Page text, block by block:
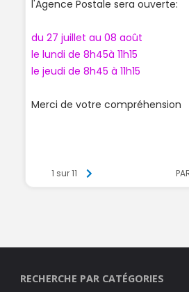
RECHERCHE PAR CATÉGORIES